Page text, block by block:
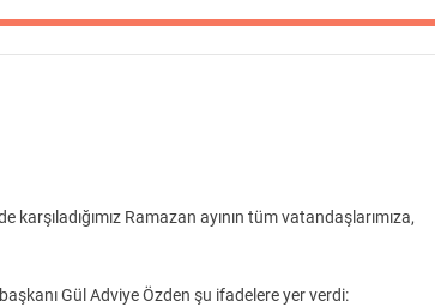
Ramazan ayının tüm vatandaşlarımıza,
Gül Adviye Özden şu ifadelere yer verdi: